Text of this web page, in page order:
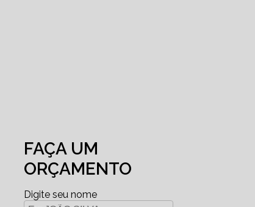
FAÇA UM
ORÇAMENTO
Digite seu nome